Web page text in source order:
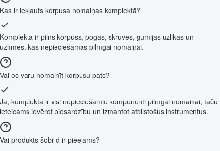
Kas ir iekļauts korpusa nomaiņas komplektā?
Komplektā ir pilns korpuss, pogas, skrūves, gumijas uzlikas un
uzlīmes, kas nepieciešamas pilnīgai nomaiņai.
Vai es varu nomainīt korpusu pats?
Jā, komplektā ir visi nepieciešamie komponenti pilnīgai nomaiņai, taču
ieteicams ievērot piesardzību un izmantot atbilstošus instrumentus.
Vai produkts šobrīd ir pieejams?